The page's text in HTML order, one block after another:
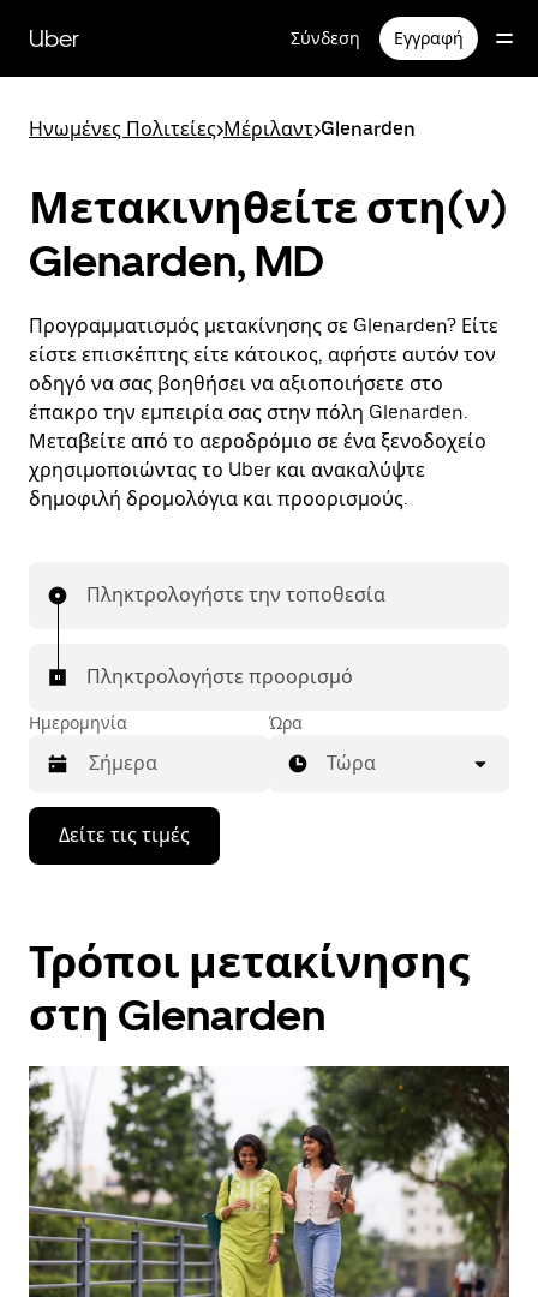
κύριο
περιεχόμενο
Uber Σύνδεση Εγγραφή
Ηνωμένες Πολιτείες>Μέριλαντ>Glenarden
Μετακινηθείτε στη(ν)
Glenarden, MD
Προγραμματισμός μετακίνησης σε Glenarden? Είτε
είστε επισκέπτης είτε κάτοικος, αφήστε αυτόν τον
οδηγό να σας βοηθήσει να αξιοποιήσετε στο
έπακρο την εμπειρία σας στην πόλη Glenarden.
Μεταβείτε από το αεροδρόμιο σε ένα ξενοδοχείο
χρησιμοποιώντας το Uber και ανακαλύψτε
δημοφιλή δρομολόγια και προορισμούς.
Πληκτρολογήστε την τοποθεσία
Πληκτρολογήστε προορισμό
Ημερομηνία
Πατήστε
πλήκτρο
βέλος
για
μετακινηθείτε
και
να
επιλέξετε
μια
ημερομηνία.
Πατήστε
το
πλήκτρο
escape
για
Ώρα
Τώρα
Δείτε τις τιμές
Τρόποι μετακίνησης
στη Glenarden